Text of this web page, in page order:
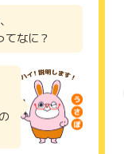
に到達した場合、
き継いで成果条件
を行った場合
合
トールしている場
インストールして
IPアドレスからク
ず保管してくださ
れる際に、該当の
しかねますので、
るアプリのこと
てなに？